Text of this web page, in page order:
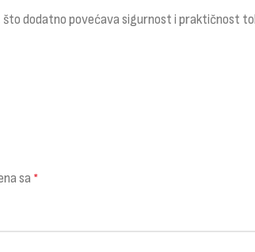
dodatno povećava sigurnost i praktičnost
sa *